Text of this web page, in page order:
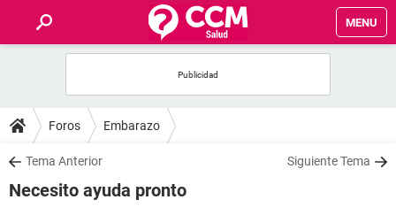
MENU
FOROS
SALUD
Foros Embarazo
Tema Anterior Siguiente Tema
Necesito ayuda pronto